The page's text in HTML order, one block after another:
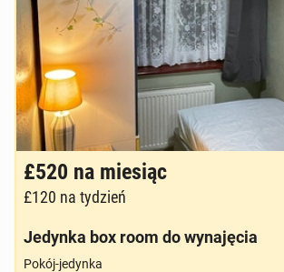
£520 na miesiąc
£120 na tydzień
Jedynka box room do wynajęcia
Pokój-jedynka